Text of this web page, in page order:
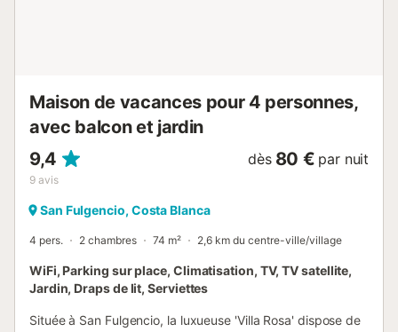
Maison de vacances pour 4 personnes,
avec balcon et jardin
9,4
9 avis
dès 80 € par nuit
San Fulgencio, Costa Blanca
4 pers. 2 chambres 74 m² 2,6 km du centre-ville/village
WiFi, Parking sur place, Climatisation, TV, TV satellite,
Jardin, Draps de lit, Serviettes
Située à San Fulgencio, la luxueuse 'Villa Rosa' dispose de